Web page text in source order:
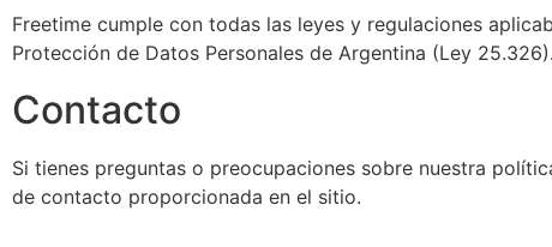
Freetime cumple con todas las leyes y regulaciones
Protección de Datos Personales de Argentina (Ley 25.326).
Contacto
Si tienes preguntas o preocupaciones sobre nuestra
de contacto proporcionada en el sitio.